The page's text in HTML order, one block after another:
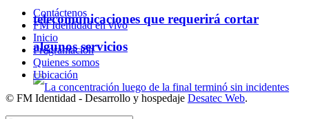
telecomunicaciones que requerirá cortar
algunos servicios
Contáctenos
FM Identidad en vivo
Inicio
Programación
Quienes somos
Ubicación
© FM Identidad - Desarrollo y hospedaje Desatec Web.